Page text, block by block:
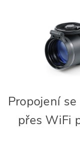
Propojení
přes WiFi